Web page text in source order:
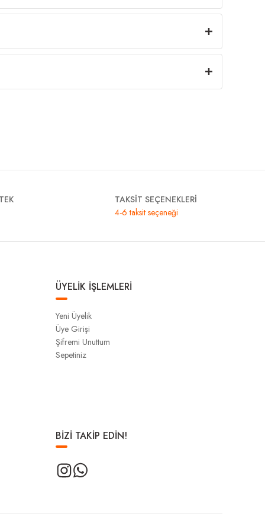
TAKSİT SEÇENEKLERİ
4-6 taksit seçeneği
ÜYELİK İŞLEMLERİ
Yeni Üyelik
Üye Girişi
Şifremi Unuttum
Sepetiniz
BİZİ TAKİP EDİN!